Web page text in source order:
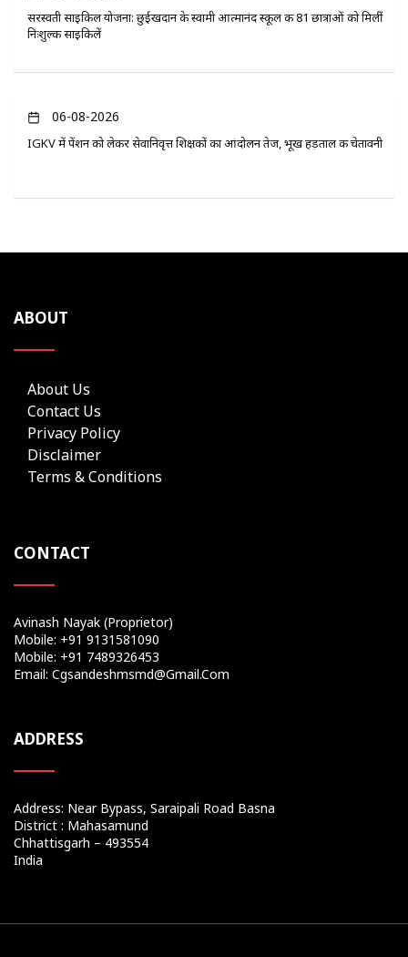
सरस्वती साइकिल योजना: छुईखदान के स्वामी आत्मानंद स्कूल की 81 छात्राओं को मिलीं
निःशुल्क साइकिलें
06-08-2026
IGKV में पेंशन को लेकर सेवानिवृत्त शिक्षकों का आंदोलन तेज, भूख हड़ताल की चेतावनी
ABOUT
About Us
Contact Us
Privacy Policy
Disclaimer
Terms & Conditions
CONTACT
Avinash Nayak (Proprietor)
Mobile: +91 9131581090
Mobile: +91 7489326453
Email: Cgsandeshmsmd@gmail.com
ADDRESS
Address: Near Bypass, Saraipali Road Basna
District : Mahasamund
Chhattisgarh – 493554
India